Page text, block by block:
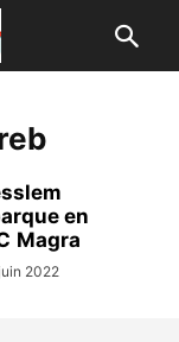
en
Magra
2022